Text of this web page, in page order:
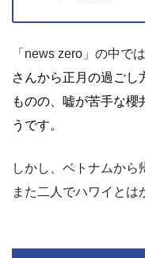
「news zero」の中では
さんから正月の過ごし
ものの、嘘が苦手な櫻
うです。
しかし、ベトナムから
また二人でハワイとは